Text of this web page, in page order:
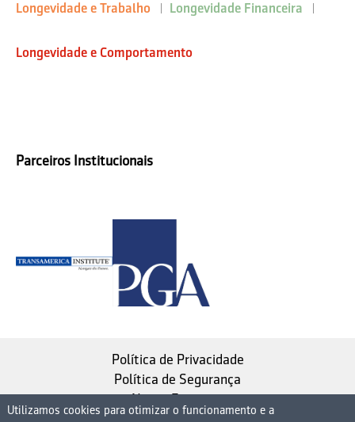
Longevidade e Trabalho Longevidade Financeira
Longevidade e Comportamento
Parceiros Institucionais
Política de Privacidade
Política de Segurança
Nosso Estatuto
Utilizamos cookies para otimizar o funcionamento e a